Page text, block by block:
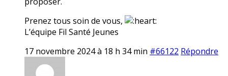
Prenez tous soin de vous,
L’équipe Fil Santé Jeunes
17 novembre 2024 à 18 h 34 min #66122 Répondre